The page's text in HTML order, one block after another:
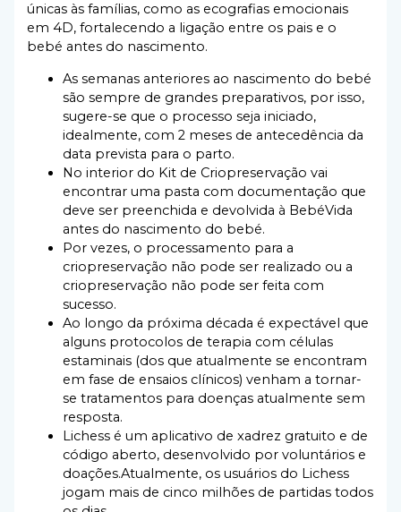
únicas às famílias, como as ecografias emocionais
em 4D, fortalecendo a ligação entre os pais e o
bebé antes do nascimento.
As semanas anteriores ao nascimento do bebé
são sempre de grandes preparativos, por isso,
sugere-se que o processo seja iniciado,
idealmente, com 2 meses de antecedência da
data prevista para o parto.
No interior do Kit de Criopreservação vai
encontrar uma pasta com documentação que
deve ser preenchida e devolvida à BebéVida
antes do nascimento do bebé.
Por vezes, o processamento para a
criopreservação não pode ser realizado ou a
criopreservação não pode ser feita com
sucesso.
Ao longo da próxima década é expectável que
alguns protocolos de terapia com células
estaminais (dos que atualmente se encontram
em fase de ensaios clínicos) venham a tornar-
se tratamentos para doenças atualmente sem
resposta.
Lichess é um aplicativo de xadrez gratuito e de
código aberto, desenvolvido por voluntários e
doações.Atualmente, os usuários do Lichess
jogam mais de cinco milhões de partidas todos